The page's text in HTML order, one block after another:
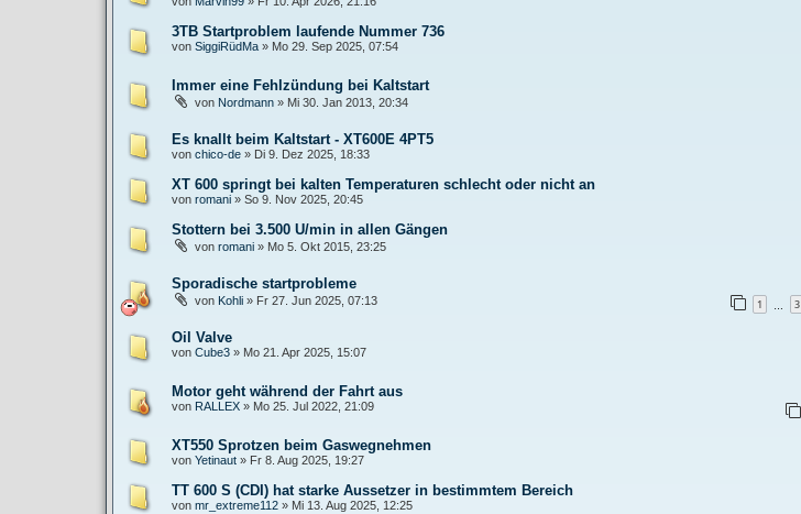
3TB Startproblem laufende Nummer 736
von SiggiRüdMa » Mo 29. Sep 2025, 07:54
Immer eine Fehlzündung bei Kaltstart
von Nordmann » Mi 30. Jan 2013, 20:34
Es knallt beim Kaltstart - XT600E 4PT5
von chico-de » Di 9. Dez 2025, 18:33
XT 600 springt bei kalten Temperaturen schlecht oder nicht an
von romani » So 9. Nov 2025, 20:45
Stottern bei 3.500 U/min in allen Gängen
von romani » Mo 5. Okt 2015, 23:25
Sporadische startprobleme
von Kohli » Fr 27. Jun 2025, 07:13 1 … 3
Oil Valve
von Cube3 » Mo 21. Apr 2025, 15:07
Motor geht während der Fahrt aus
von RALLEX » Mo 25. Jul 2022, 21:09
XT550 Sprotzen beim Gaswegnehmen
von Yetinaut » Fr 8. Aug 2025, 19:27
TT 600 S (CDI) hat starke Aussetzer in bestimmtem Bereich
von mr_extreme112 » Mi 13. Aug 2025, 12:25